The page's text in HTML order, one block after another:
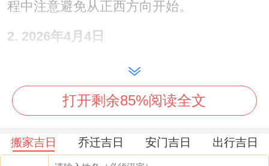
程中注意避免从正西方向开始。
2. 2026年4月4日
（星期六，农历二月十七）
宜
:祈福、斋醮、出行、移徙、入宅、修造、
动土、破土、安葬。
忌:纳采、开光、安床、嫁娶、开市
打开剩余85%阅读全文
搬家吉日 乔迁吉日 安门吉日 出行吉日